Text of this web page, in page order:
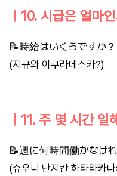
ㅣ10. 시급은 얼마
📝時給はいくらですか？
(지큐와 이쿠라데스카?)
ㅣ11. 주 몇 시간
📝週に何時間働かなけ
(슈우니 난지칸 하타라카